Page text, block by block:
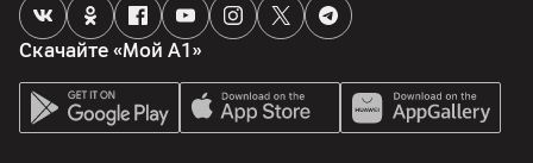
Скачайте «Мой А1»